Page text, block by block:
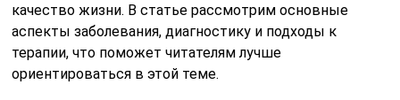
качество жизни. В статье рассмотрим основные
аспекты заболевания, диагностику и подходы к
терапии, что поможет читателям лучше
ориентироваться в этой теме.